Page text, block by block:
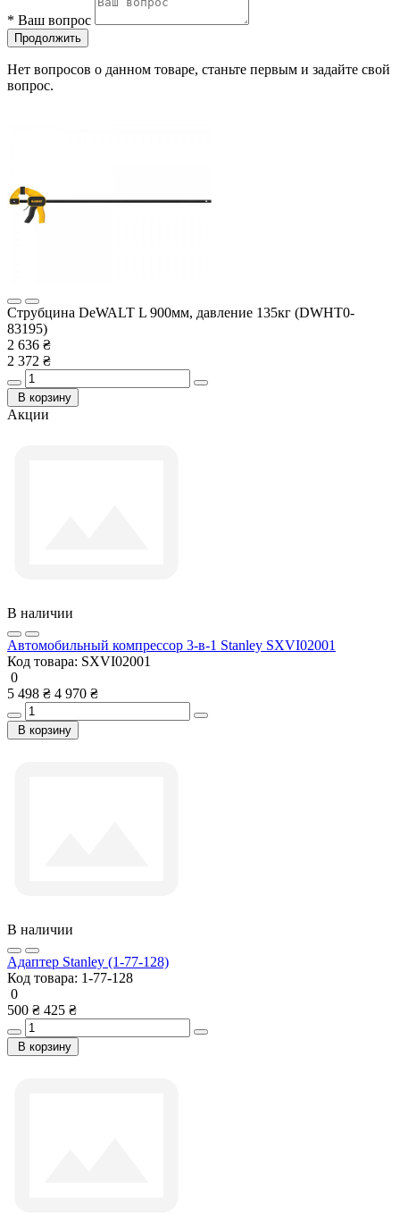
* Ваш вопрос
Продолжить
Нет вопросов о данном товаре, станьте первым и задайте свой
вопрос.
Струбцина DeWALT L 900мм, давление 135кг (DWHT0-
83195)
2 636 ₴
2 372 ₴
В корзину
Акции
В наличии
Автомобильный компрессор 3-в-1 Stanley SXVI02001
Код товара: SXVI02001
0
5 498 ₴ 4 970 ₴
В корзину
В наличии
Адаптер Stanley (1-77-128)
Код товара: 1-77-128
0
500 ₴ 425 ₴
В корзину